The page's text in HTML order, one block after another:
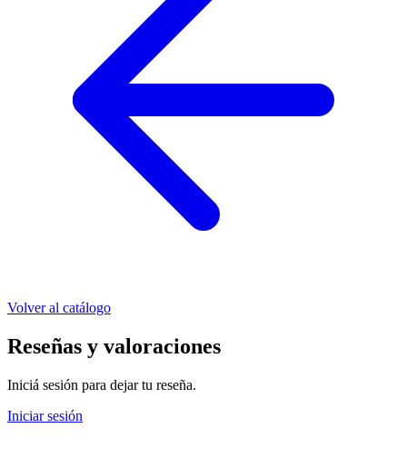
Volver al catálogo
Reseñas y valoraciones
Iniciá sesión para dejar tu reseña.
Iniciar sesión